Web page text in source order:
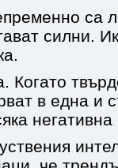
са
силни.
Когато
в една и